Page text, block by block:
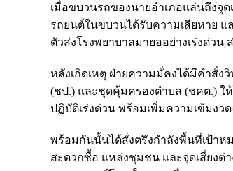
เมื่อขบวนรถของนายอำเภอแล่นถึงจุด
รถยนต์ในขบวนได้รับความเสียหาย แ
ตัวส่งโรงพยาบาลมายออย่างเร่งด่วน
หลังเกิดเหตุ ฝ่ายความมั่คงได้มีคำสั่
(ชป.) และชุดคุ้มครองตำบล (ชคต.) ใ
ปฏิบัติเร่งด่วน พร้อมเพิ่มความเข้มงว
พร้อมกันนั้นได้สั่งตรึงกำลังพื้นที่เป้า
สะดวกซื้อ แหล่งชุมชน และจุดเสี่ยง